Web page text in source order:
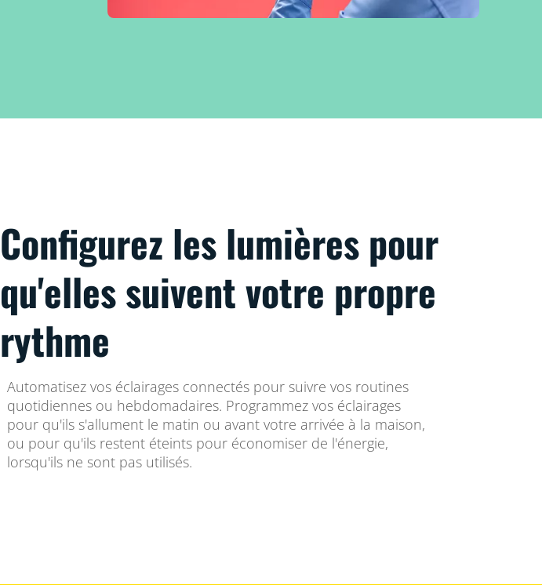
Configurez les lumières pour
qu'elles suivent votre propre
rythme
Automatisez vos éclairages connectés pour suivre vos routines
quotidiennes ou hebdomadaires. Programmez vos éclairages
pour qu'ils s'allument le matin ou avant votre arrivée à la maison,
ou pour qu'ils restent éteints pour économiser de l'énergie,
lorsqu'ils ne sont pas utilisés.